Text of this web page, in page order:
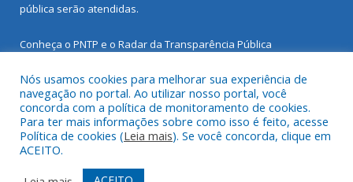
pública serão atendidas.
Conheça o PNTP e o Radar da Transparência Pública
Todos os direitos reservados a Prefeitura Municipal de Santarém
Novo.
Mapa do Site Acessar Área Administrativa
Nós usamos cookies para melhorar sua experiência de
navegação no portal. Ao utilizar nosso portal, você
concorda com a política de monitoramento de cookies.
Para ter mais informações sobre como isso é feito, acesse
Política de cookies (Leia mais). Se você concorda, clique em
ACEITO.